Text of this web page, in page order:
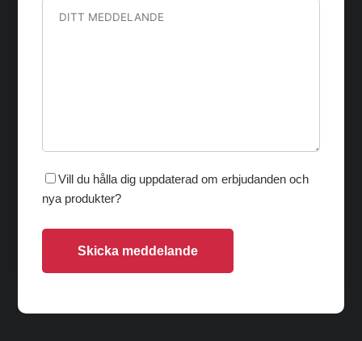
Vill du hålla dig uppdaterad om erbjudanden och
nya produkter?
Skicka meddelande